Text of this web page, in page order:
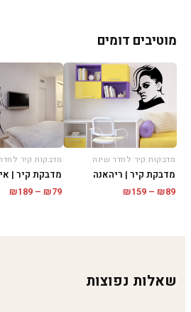
מוטיבים דומים
מדבקות קיר לחדר שינה
מדבקת קיר | ריהאנה
₪89
–
₪159
מדבקות קיר
מדבקת קיר |
₪79
–
₪189
שאלות נפוצות